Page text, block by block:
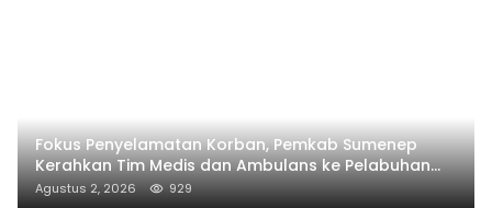
Fokus Penyelamatan Korban, Pemkab Sumenep
Kerahkan Tim Medis dan Ambulans ke Pelabuhan
Kalianget
Agustus 2, 2026 929